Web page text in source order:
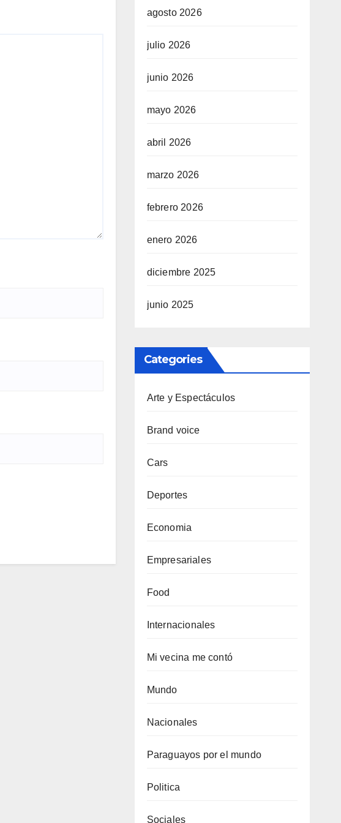
agosto 2026
julio 2026
junio 2026
mayo 2026
abril 2026
marzo 2026
febrero 2026
enero 2026
diciembre 2025
junio 2025
Categories
Arte y Espectáculos
Brand voice
Cars
Deportes
Economia
Empresariales
Food
Internacionales
Mi vecina me contó
Mundo
Nacionales
Paraguayos por el mundo
Politica
Sociales